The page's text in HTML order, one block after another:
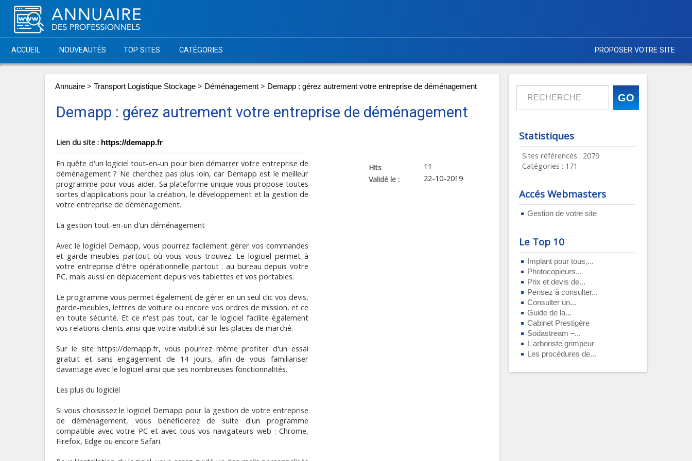
ACCUEIL NOUVEAUTÉS TOP SITES CATÉGORIES PROPOSER VOTRE SITE
Statistiques
Sites référencés : 2079
Catégories : 171
Accés Webmasters
Gestion de votre site
Le Top 10
Implant pour tous,...
Photocopieurs...
Prix et devis de...
Pensez à consulter...
Consulter un...
Guide de la...
Cabinet Prestigère
Sodastream –...
L'arboriste grimpeur
Les procédures de...
Annuaire > Transport Logistique Stockage > Déménagement > Demapp : gérez autrement votre entreprise de déménagement
Demapp : gérez autrement votre entreprise de déménagement
Lien du site : https://demapp.fr
En quête d'un logiciel tout-en-un pour bien démarrer votre entreprise de
déménagement ? Ne cherchez pas plus loin, car Demapp est le meilleur
programme pour vous aider. Sa plateforme unique vous propose toutes
sortes d'applications pour la création, le développement et la gestion de
votre entreprise de déménagement.
La gestion tout-en-un d'un déménagement
Avec le logiciel Demapp, vous pourrez facilement gérer vos commandes
et garde-meubles partout où vous vous trouvez. Le logiciel permet à
votre entreprise d'être opérationnelle partout : au bureau depuis votre
PC, mais aussi en déplacement depuis vos tablettes et vos portables.
Le programme vous permet également de gérer en un seul clic vos devis,
garde-meubles, lettres de voiture ou encore vos ordres de mission, et ce
en toute sécurité. Et ce n'est pas tout, car le logiciel facilite également
vos relations clients ainsi que votre visibilité sur les places de marché.
Sur le site https://demapp.fr, vous pourrez même profiter d'un essai
gratuit et sans engagement de 14 jours, afin de vous familiariser
davantage avec le logiciel ainsi que ses nombreuses fonctionnalités.
Les plus du logiciel
Si vous choisissez le logiciel Demapp pour la gestion de votre entreprise
de déménagement, vous bénéficierez de suite d'un programme
compatible avec votre PC et avec tous vos navigateurs web : Chrome,
Firefox, Edge ou encore Safari.
Hits
11
Validé le :
22-10-2019